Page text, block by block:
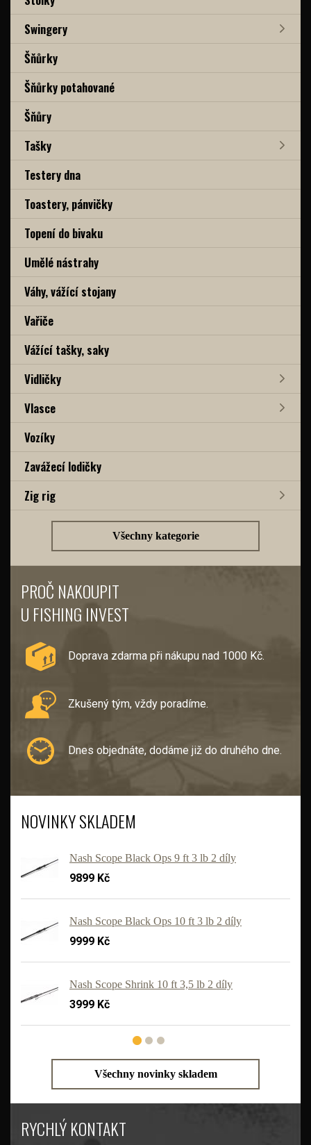
Swingery
Šňůrky
Šňůrky potahované
Šňůry
Tašky
Testery dna
Toastery, pánvičky
Topení do bivaku
Umělé nástrahy
Váhy, vážící stojany
Vařiče
Vážící tašky, saky
Vidličky
Vlasce
Vozíky
Zavážecí lodičky
Zig rig
Všechny kategorie
PROČ NAKOUPIT
U FISHING INVEST
Doprava zdarma při nákupu nad 1000 Kč.
Zkušený tým, vždy poradíme.
Dnes objednáte, dodáme již do druhého dne.
NOVINKY SKLADEM
Nash Scope Black Ops 9 ft 3 lb 2 díly
9899 Kč
Nash Scope Black Ops 10 ft 3 lb 2 díly
9999 Kč
Nash Scope Shrink 10 ft 3,5 lb 2 díly
3999 Kč
Všechny novinky skladem
RYCHLÝ KONTAKT